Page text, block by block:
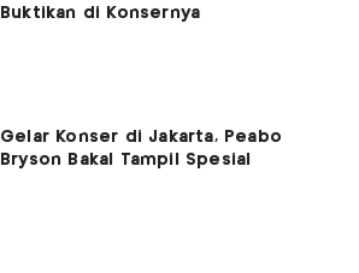
Buktikan di Konsernya
Gelar Konser di Jakarta, Peabo
Bryson Bakal Tampil Spesial